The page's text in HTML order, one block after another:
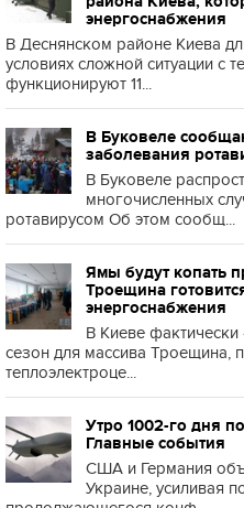
энергоснабжения
В Деснянском районе Киева
условиях сложной ситуации с
функционируют 11...
В Буковеле
заболевания
В Буковеле
многочисленных
ротавирусом Об этом сообщ...
Ямы будут копать
Троещина
энергоснабжения
В Киеве
сезон для массива Троещина,
теплоэлектроце...
Утро 1002-го дня
Главные события
США и Германия
Украине, усиливая